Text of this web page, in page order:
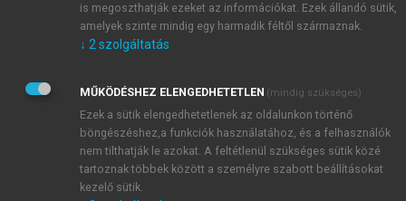
Kérek értesítést a MeRSZ újdonságairól, akcióiról.
Kérek értesítést az Akadémiai Kiadó Zrt. újdonságairól,
Adatkezelési tájékoztatóbanfoglaltakat tudomásul
veszem és elfogadom.
Általános vásárlási feltételeket, valamint a szotar.netés a
mersz.huoldalak licencszerződéseiben foglaltakat
tudomásul veszem és elfogadom.
is megoszthatják ezeket az információkat. Ezek állandó sütik,
amelyek szinte mindig egy harmadik féltől származnak.
↓ 2 szolgáltatás
MŰKÖDÉSHEZ ELENGEDHETETLEN (mindig szükséges)
Ezek a sütik elengedhetetlenek az oldalunkon történő
böngészéshez,a funkciók használatához, és a felhasználók
nem tilthatják le azokat. A feltétlenül szükséges sütik közé
tartoznak többek között a személyre szabott beállításokat
kezelő sütik.